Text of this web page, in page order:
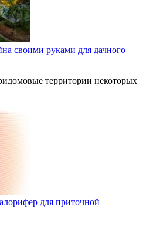
своими руками для дачного
территории некоторых
для приточной